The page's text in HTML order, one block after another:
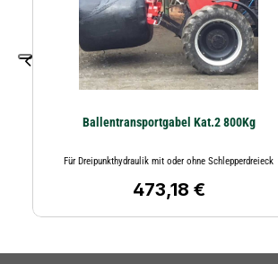
Ballentransportgabel Kat.2 800Kg
Für Dreipunkthydraulik mit oder ohne Schlepperdreieck
Regulärer Preis:
473,18 €